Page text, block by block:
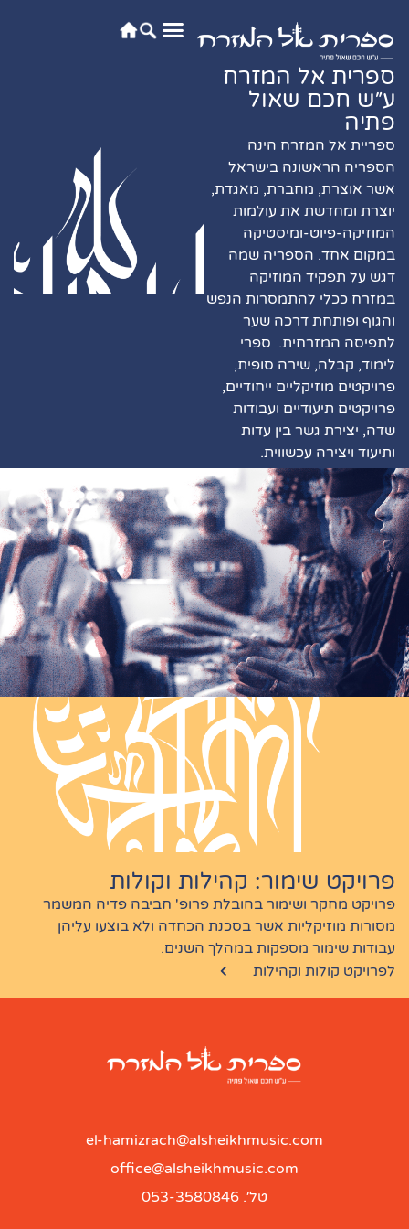
ספרית אל המזרח
ע״ש חכם שאול
פתיה
ספריית אל המזרח הינה
הספריה הראשונה בישראל
אשר אוצרת, מחברת, מאגדת,
יוצרת ומחדשת את עולמות
המוזיקה-פיוט-ומיסטיקה
במקום אחד. הספריה שמה
דגש על תפקיד המוזיקה
במזרח ככלי להתמסרות הנפש
והגוף ופותחת דרכה שער
לתפיסה המזרחית. ספרי
לימוד, קבלה, שירה סופית,
פרויקטים מוזיקליים ייחודיים,
פרויקטים תיעודיים ועבודות
שדה, יצירת גשר בין עדות
ותיעוד ויצירה עכשווית.
פרויקט שימור: קהילות וקולות
פרויקט מחקר ושימור בהובלת פרופ' חביבה פדיה המשמר
מסורות מוזיקליות אשר בסכנת הכחדה ולא בוצעו עליהן
עבודות שימור מספקות במהלך השנים.
לפרויקט קולות וקהילות
el-hamizrach@alsheikhmusic.com
office@alsheikhmusic.com
טל׳. 053-3580846